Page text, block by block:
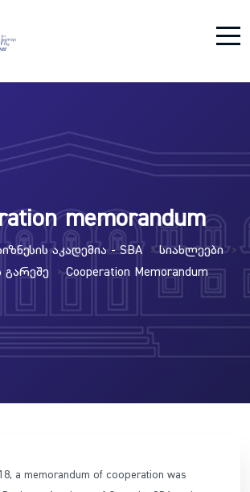
memorandum
Აკადემია - SBA >Სიახლეები >
Გარეშე >Cooperation Memorandum
a memorandum of cooperation was